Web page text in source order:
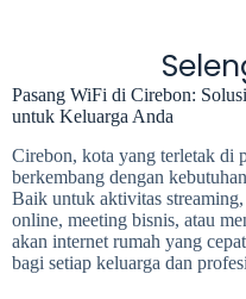
Pasang WiFi di Cirebon:
untuk Keluarga Anda
Cirebon, kota yang terletak di
berkembang dengan
Baik untuk aktivitas
online, meeting bisnis, atau
akan internet rumah yang
bagi setiap keluarga dan